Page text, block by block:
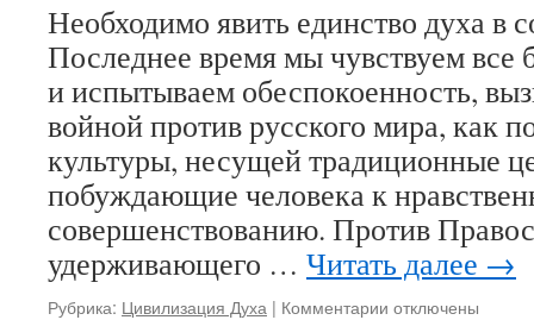
Пока
мы
не
Необходимо явить единство духа в
Последнее время мы чувствуем все
и испытываем обеспокоенность,
войной против русского мира, как
культуры, несущей традиционные
побуждающие человека к
совершенствованию. Против
удерживающего … Читать далее →
Рубрика: Цивилизация Духа | Комментарии котключены